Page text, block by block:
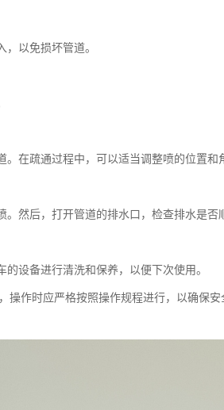
以免损坏管道。
在疏通过程中，可以适当调整喷的位置和
然后，打开管道的排水口，检查排水是否
设备进行清洗和保养，以便下次使用。
操作时应严格按照操作规程进行，以确保